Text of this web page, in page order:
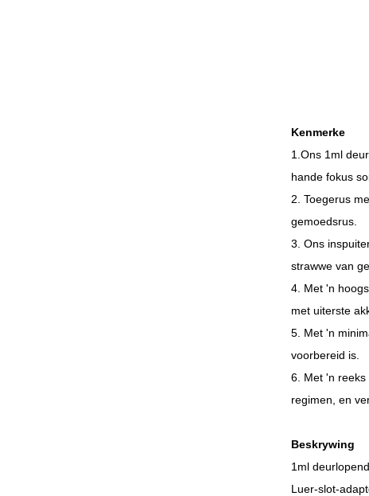
Kenmerke
1.Ons 1ml
hande fokus
2. Toegerus
gemoedsrus.
3. Ons
strawwe van
4. Met 'n
met uiterste
5. Met 'n
voorbereid is.
6. Met 'n reeks
regimen, en
Beskrywing
1ml
Luer-slot-